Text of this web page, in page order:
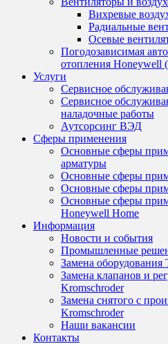
Вихревые
Радиальные
Осевые
Погодозависимая
отопления Honeywell
Услуги
Сервисное
Сервисное
наладочные работы
Аутсорсинг ВЭД
Сферы применения
Основные сферы
арматуры
Основные сферы
Основные сферы
Основные сферы
Honeywell Home
Информация
Новости и события
Промышленные
Замена оборудования
Замена клапанов и
Kromschroder
Замена снятого с
Kromschroder
Наши вакансии
Контакты